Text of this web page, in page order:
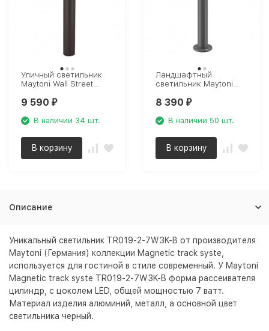
Уличный светильник
Maytoni Wall Street
9 590 ₽
В наличии 34 шт.
В корзину
Ландшафтный
светильник Maytoni
8 390 ₽
В наличии 50 шт.
В корзину
Описание
Уникальный светильник TR019-2-7W3K-B от производителя
Maytoni (Германия) коллекции Magnetic track syste,
используется для гостиной в стиле современный. У Maytoni
Magnetic track syste TR019-2-7W3K-B форма рассеивателя
цилиндр, с цоколем LED, общей мощностью 7 ватт.
Материал изделия алюминий, металл, а основной цвет
светильника черный.